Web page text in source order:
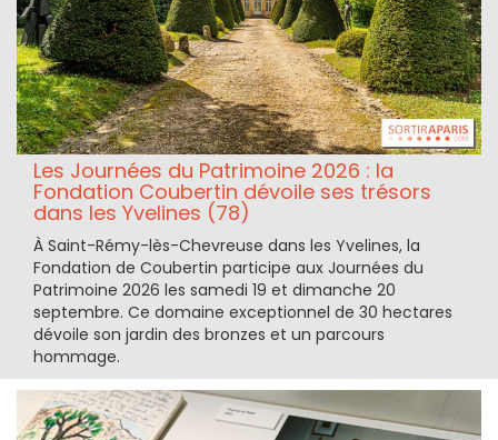
Les Journées du Patrimoine 2026 : la
Fondation Coubertin dévoile ses trésors
dans les Yvelines (78)
À Saint-Rémy-lès-Chevreuse dans les Yvelines, la
Fondation de Coubertin participe aux Journées du
Patrimoine 2026 les samedi 19 et dimanche 20
septembre. Ce domaine exceptionnel de 30 hectares
dévoile son jardin des bronzes et un parcours
hommage.